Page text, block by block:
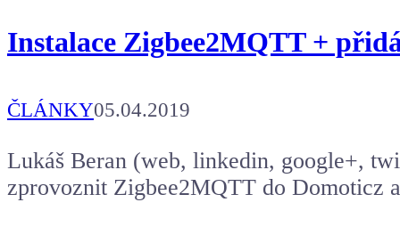
Kafe pro Chiptrona
Aby mohl napsat další článek.
Instalace Zigbee2MQTT +
ČLÁNKY05.04.2019
Lukáš Beran (web, linkedin, google+,
zprovoznit Zigbee2MQTT do Domoticz